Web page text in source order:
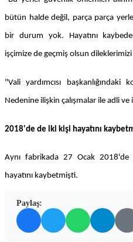
bütün halde değil, parça parça
bir durum yok. Hayatını
işçimize de geçmiş olsun
"Vali yardımcısı başkanlığındaki
Nedenine ilişkin çalışmalar ile adli
2018'de de iki kişi hayatını
Aynı fabrikada 27 Ocak
hayatını kaybetmişti.
Paylaş: